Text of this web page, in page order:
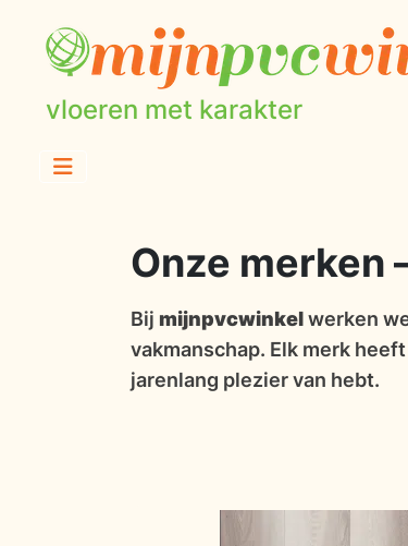
vloeren met karakter
Onze merken
Bij mijnpvcwinkelwerken
vakmanschap. Elk merk
jarenlang plezier van hebt.